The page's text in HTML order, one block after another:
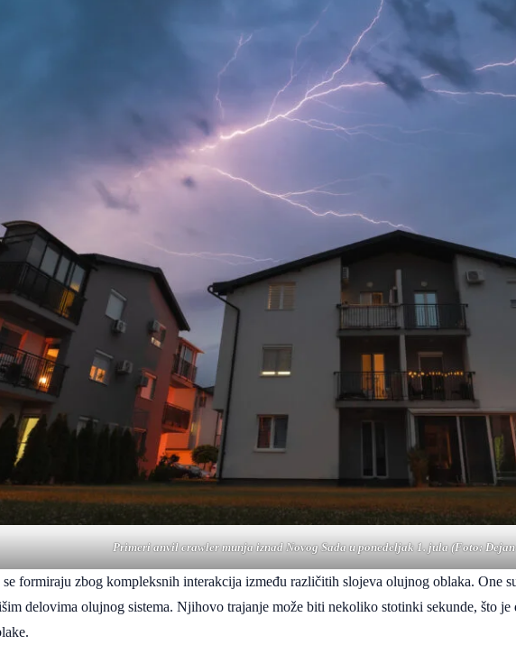
Primeri anvil crawler munja iznad Novog Sada u ponedeljak 1. jula (Foto:
formiraju zbog kompleksnih interakcija između različitih slojeva olujnog oblaka. One
delovima olujnog sistema. Njihovo trajanje može biti nekoliko stotinki sekunde, što